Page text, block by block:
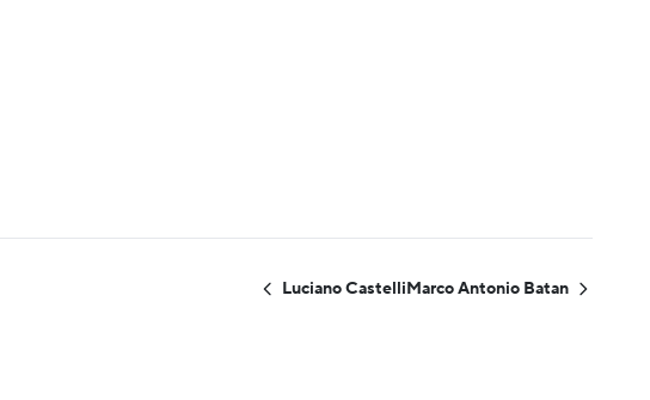
Luciano CastelliMarco Antonio Batan